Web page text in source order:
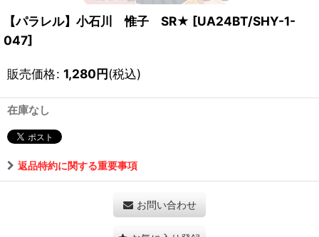
【パラレル】小石川 惟子 SR★ [UA24BT/SHY-1-
047]
販売価格: 1,280円(税込)
在庫なし
返品特約に関する重要事項
お問い合わせ